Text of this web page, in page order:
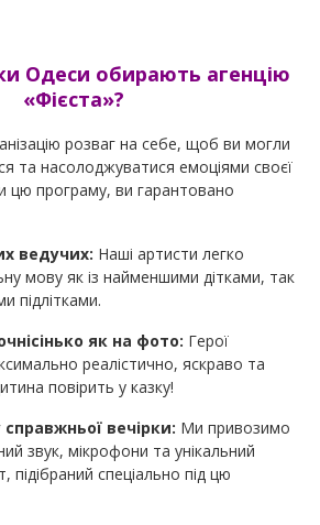
Одеси обирають агенцію
«Фієста»?
розваг на себе, щоб ви могли
та насолоджуватися емоціями своєї
цю програму, ви гарантовано
ведучих: Наші артисти легко
мову як із найменшими дітками, так
підлітками.
як на фото: Герої
реалістично, яскраво та
повірить у казку!
вечірки: Ми привозимо
звук, мікрофони та унікальний
підібраний спеціально під цю